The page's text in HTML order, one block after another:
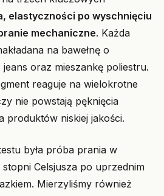
elastyczności po wyschnięciu
mechaniczne. Każda
na bawełnę o
oraz mieszankę poliestru.
reaguje na wielokrotne
nie powstają pęknięcia
produktów niskiej jakości.
była próba prania w
Celsjusza po uprzednim
Mierzyliśmy również